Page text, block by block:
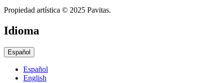
Propiedad artística © 2025 Pavitas.
Idioma
Español
Español
English